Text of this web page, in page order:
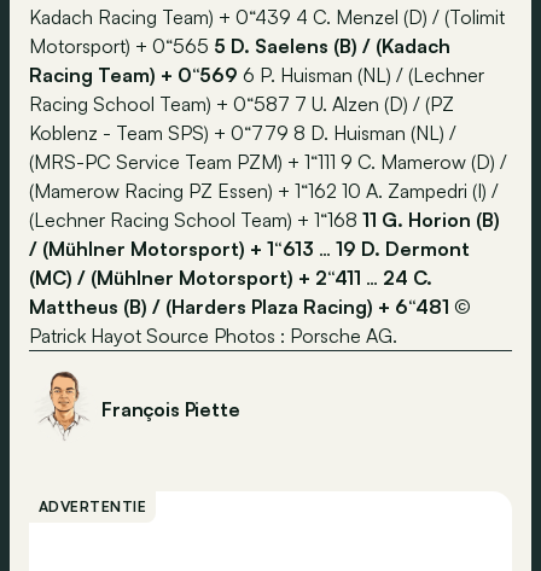
Kadach Racing Team) + 0“439 4 C. Menzel (D) / (Tolimit
Motorsport) + 0“565 5 D. Saelens (B) / (Kadach
Racing Team) + 0“569 6 P. Huisman (NL) / (Lechner
Racing School Team) + 0“587 7 U. Alzen (D) / (PZ
Koblenz - Team SPS) + 0“779 8 D. Huisman (NL) /
(MRS-PC Service Team PZM) + 1“111 9 C. Mamerow (D) /
(Mamerow Racing PZ Essen) + 1“162 10 A. Zampedri (I) /
(Lechner Racing School Team) + 1“168 11 G. Horion (B)
/ (Mühlner Motorsport) + 1“613 … 19 D. Dermont
(MC) / (Mühlner Motorsport) + 2“411 … 24 C.
Mattheus (B) / (Harders Plaza Racing) + 6“481 ©
Patrick Hayot Source Photos : Porsche AG.
François Piette
ADVERTENTIE